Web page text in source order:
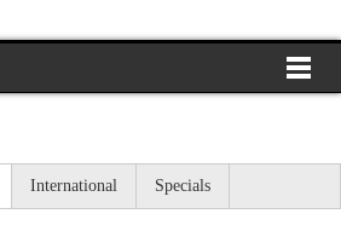
International Specials